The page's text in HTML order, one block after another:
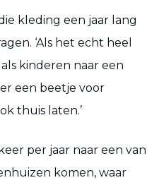
kleding een jaar lang
‘Als het echt heel
kinderen naar een
een beetje voor
thuis laten.’
per jaar naar een van
komen, waar